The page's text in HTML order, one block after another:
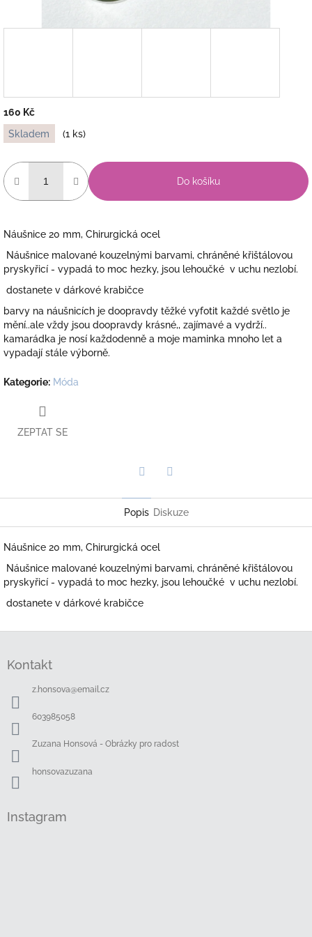
160 Kč
Měrná
cena:
Skladem (1 ks)
Do košíku
Náušnice 20 mm, Chirurgická ocel
Náušnice malované kouzelnými barvami, chráněné křištálovou
pryskyřicí - vypadá to moc hezky, jsou lehoučké v uchu nezlobí.
dostanete v dárkové krabičce
barvy na náušnicích je doopravdy těžké vyfotit každé světlo je
mění..ale vždy jsou doopravdy krásné,, zajímavé a vydrží..
kamarádka je nosí každodenně a moje maminka mnoho let a
vypadají stále výborně.
Kategorie: Móda
ZEPTAT SE
Popis Diskuze
Náušnice 20 mm, Chirurgická ocel
Náušnice malované kouzelnými barvami, chráněné křištálovou
pryskyřicí - vypadá to moc hezky, jsou lehoučké v uchu nezlobí.
dostanete v dárkové krabičce
Kontakt
z.honsova@email.cz
603985058
Zuzana Honsová - Obrázky pro radost
honsovazuzana
Instagram